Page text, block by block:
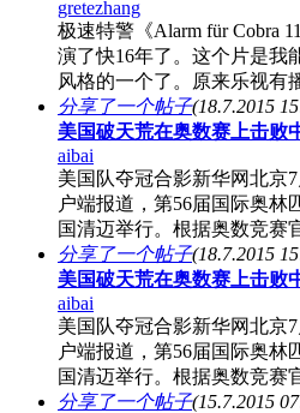
gretezhang
极速特警《Alarm für Cobra
演了快16年了。这个片是我
风格的一个了。原来乐视有
分享了一个帖子(18.7.2015
美国破天荒在奥数赛上击败
aibai
美国队夺冠合影新华网北京
户端报道，第56届国际奥林
国清迈举行。根据奥数竞赛
分享了一个帖子(18.7.2015
美国破天荒在奥数赛上击败
aibai
美国队夺冠合影新华网北京
户端报道，第56届国际奥林
国清迈举行。根据奥数竞赛
分享了一个帖子(15.7.2015